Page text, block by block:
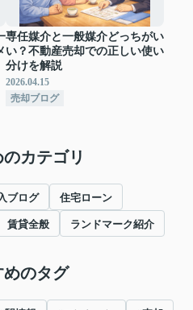
専任媒介と一般媒介どっちがい
い？不動産売却での正しい使い
分けを解説
2026.04.15
売却ブログ
カテゴリ
ブログ 住宅ローン
賃貸全般 ランドマーク紹介
めのタグ